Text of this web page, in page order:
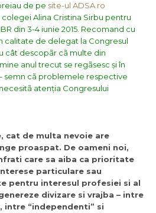
de pe site-ul ADSA.ro
Alina Cristina Sirbu pentru
din 3-4 iunie 2015. Recomand cu
calitate de delegat la Congresul
cât descopãr cã multe din
anul trecut se regãsesc și în
semn cã problemele respective
atenția Congresului
cat de multa nevoie are
proaspat. De oameni noi,
care sa aiba ca prioritate
particulare sau
pentru interesul profesiei si al
divizare si vrajba – intre
intre “independenti” si